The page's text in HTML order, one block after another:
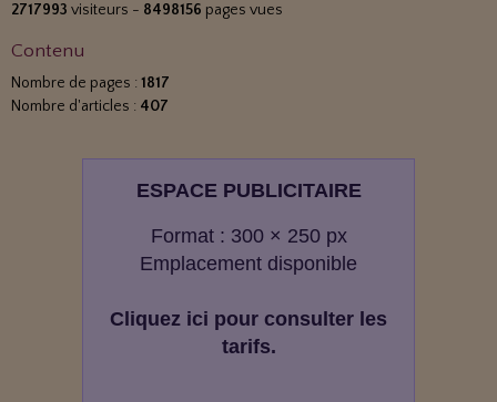
2717993 visiteurs - 8498156 pages vues
Contenu
Nombre de pages : 1817
Nombre d'articles : 407
ESPACE PUBLICITAIRE
Format : 300 × 250 px
Emplacement disponible
Cliquez ici pour consulter les
tarifs.